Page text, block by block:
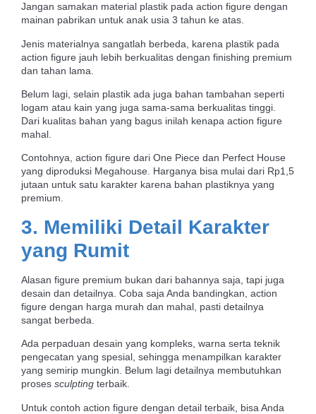
Jangan samakan material plastik pada action figure dengan
mainan pabrikan untuk anak usia 3 tahun ke atas.
Jenis materialnya sangatlah berbeda, karena plastik pada
action figure jauh lebih berkualitas dengan finishing premium
dan tahan lama.
Belum lagi, selain plastik ada juga bahan tambahan seperti
logam atau kain yang juga sama-sama berkualitas tinggi.
Dari kualitas bahan yang bagus inilah kenapa action figure
mahal.
Contohnya, action figure dari One Piece dan Perfect House
yang diproduksi Megahouse. Harganya bisa mulai dari Rp1,5
jutaan untuk satu karakter karena bahan plastiknya yang
premium.
3. Memiliki Detail Karakter
yang Rumit
Alasan figure premium bukan dari bahannya saja, tapi juga
desain dan detailnya. Coba saja Anda bandingkan, action
figure dengan harga murah dan mahal, pasti detailnya
sangat berbeda.
Ada perpaduan desain yang kompleks, warna serta teknik
pengecatan yang spesial, sehingga menampilkan karakter
yang semirip mungkin. Belum lagi detailnya membutuhkan
proses sculpting terbaik.
Untuk contoh action figure dengan detail terbaik, bisa Anda